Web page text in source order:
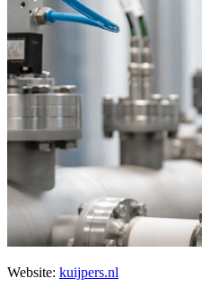
Website: kuijpers.nl